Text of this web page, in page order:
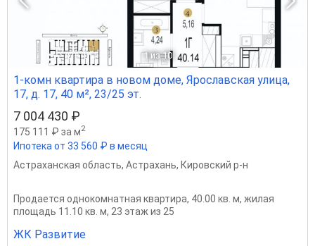
1 из 10
1-комн квартира в новом доме, Ярославская улица,
17, д. 17, 40 м², 23/25 эт.
7 004 430 ₽
175 111 ₽ за м2
Ипотека от 33 560 ₽ в месяц
Астраханская область, Астрахань, Кировский р-н
Продается однокомнатная квартира, 40.00 кв. м, жилая
площадь 11.10 кв. м, 23 этаж из 25
ЖК Развитие